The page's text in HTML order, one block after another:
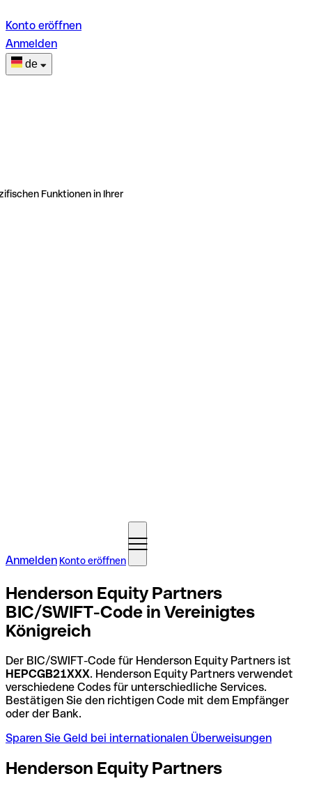
Konto eröffnen
Anmelden
de
Funktionen in Ihrer
Anmelden Konto eröffnen
Henderson Equity Partners
BIC/SWIFT-Code in Vereinigtes
Königreich
Der BIC/SWIFT-Code für Henderson Equity Partners ist
HEPCGB21XXX. Henderson Equity Partners verwendet
verschiedene Codes für unterschiedliche Services.
Bestätigen Sie den richtigen Code mit dem Empfänger
oder der Bank.
Sparen Sie Geld bei internationalen Überweisungen
Henderson Equity Partners